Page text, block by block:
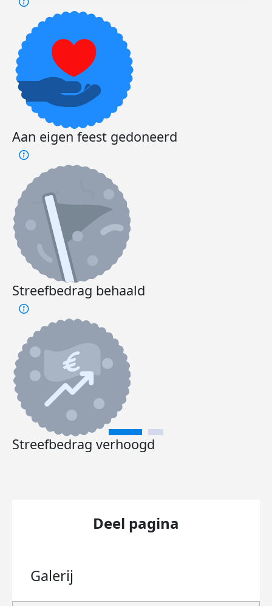
Aan eigen feest gedoneerd
Streefbedrag behaald
Streefbedrag verhoogd
Deel pagina
Galerij